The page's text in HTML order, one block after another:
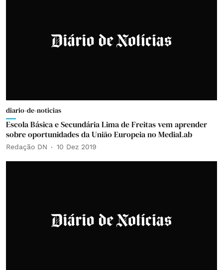
diario-de-noticias
Escola Básica e Secundária Lima de Freitas vem aprender
sobre oportunidades da União Europeia no MediaLab
Redação DN 10 Dez 2019